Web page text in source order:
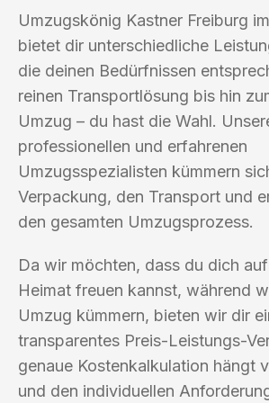
Umzugskönig Kastner Freiburg
bietet dir unterschiedliche
die deinen Bedürfnissen
reinen Transportlösung bis hin
Umzug – du hast die Wahl.
professionellen und erfahrenen
Umzugsspezialisten kümmern
Verpackung, den Transport und
den gesamten Umzugsprozess.
Da wir möchten, dass du dich
Heimat freuen kannst, während
Umzug kümmern, bieten wir dir
transparentes Preis-Leistungs-
genaue Kostenkalkulation hängt
und den individuellen